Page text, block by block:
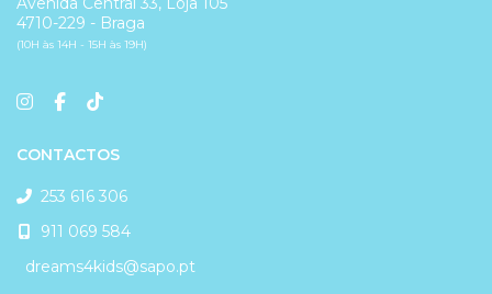
4710-229 - Braga
(10H às 14H - 15H às 19H)
CONTACTOS
253 616 306
911 069 584
dreams4kids@sapo.pt